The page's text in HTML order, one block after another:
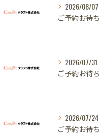
2026/08/07
2026/07/31
2026/07/24